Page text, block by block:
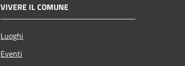
VIVERE IL COMUNE
Luoghi
Eventi